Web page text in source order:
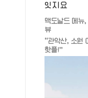
잇지요
맥도날드 메뉴
뷰
“관악산, 소원
핫플!”